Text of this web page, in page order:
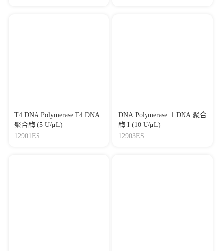
T4 DNA Polymerase T4 DNA
聚合酶 (5 U/μL)
12901ES
DNA Polymerase ⅠDNA 聚合
酶 I (10 U/μL)
12903ES